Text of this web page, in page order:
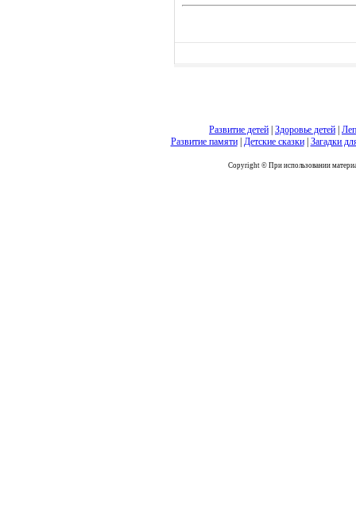
Развитие детей Здоровье детей
Развитие памяти| Детские сказки| Загадки
Copyright © При использовании